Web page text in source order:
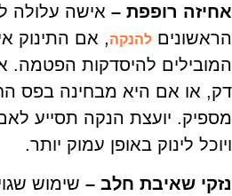
אחיזה רופפת – אישה עלולה
הראשונים להנקה, אם התינוק
המובילים להיסדקות
דק, או אם היא מבחינה בפס
מספיק. יועצת הנקה תסייע
ויוכל לינוק באופן עמוק יותר.
נזקי שאיבת חלב – שימוש